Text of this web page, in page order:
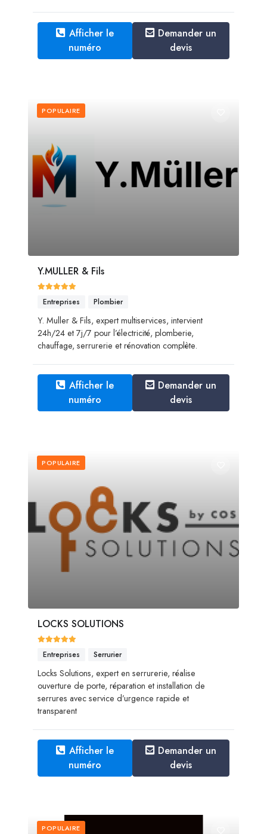
Afficher le
numéro
Demander un
devis
POPULAIRE
Y.MULLER & Fils
Entreprises Plombier
Y. Muller & Fils, expert multiservices, intervient
24h/24 et 7j/7 pour l’électricité, plomberie,
chauffage, serrurerie et rénovation complète.
Afficher le
numéro
Demander un
devis
POPULAIRE
LOCKS SOLUTIONS
Entreprises Serrurier
Locks Solutions, expert en serrurerie, réalise
ouverture de porte, réparation et installation de
serrures avec service d’urgence rapide et
transparent
Afficher le
numéro
Demander un
devis
POPULAIRE